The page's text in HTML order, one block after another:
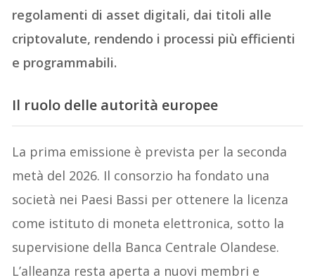
regolamenti di asset digitali, dai titoli alle
criptovalute, rendendo i processi più efficienti
e programmabili.
Il ruolo delle autorità europee
La prima emissione è prevista per la seconda
metà del 2026. Il consorzio ha fondato una
società nei Paesi Bassi per ottenere la licenza
come istituto di moneta elettronica, sotto la
supervisione della Banca Centrale Olandese.
L’alleanza resta aperta a nuovi membri e